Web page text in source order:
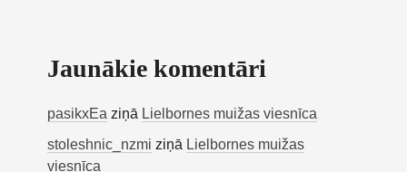
Jaunākie komentāri
pasikxEa ziņā Lielbornes muižas viesnīca
stoleshnic_nzmi ziņā Lielbornes muižas
viesnīca